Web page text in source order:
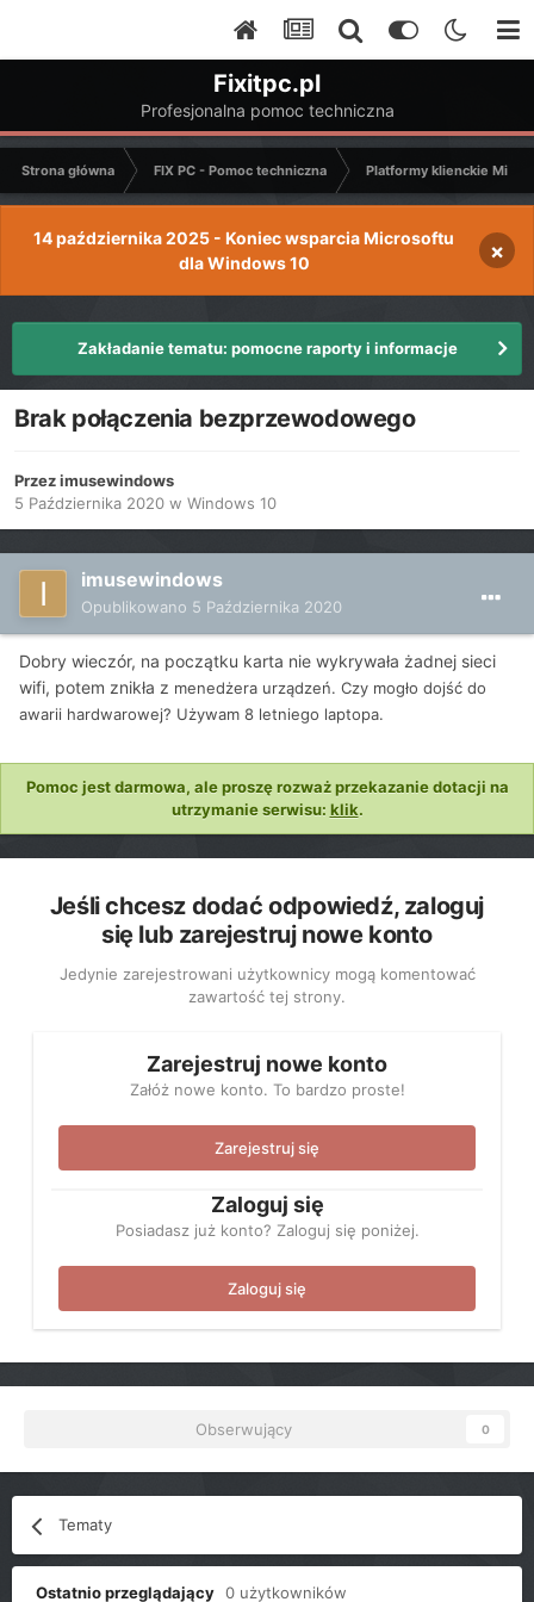
Fixitpc.pl
Profesjonalna pomoc techniczna
Strona główna FIX PC - Pomoc techniczna Platformy klienckie
14 października 2025 - Koniec wsparcia Microsoftu
dla Windows 10
×
Zakładanie tematu: pomocne raporty i informacje
Brak połączenia bezprzewodowego
Przezimusewindows
5 Października 2020 w Windows 10
imusewindows
Opublikowano 5 Października 2020
Dobry wieczór, na początku karta nie wykrywała żadnej sieci
wifi, potem znikła z menedżera urządzeń. Czy mogło dojść do
awarii hardwarowej? Używam 8 letniego laptopa.
Pomoc jest darmowa, ale proszę rozważ przekazanie dotacji na
utrzymanie serwisu: klik.
Jeśli chcesz dodać odpowiedź, zaloguj
się lub zarejestruj nowe konto
Jedynie zarejestrowani użytkownicy mogą komentować
zawartość tej strony.
Zarejestruj nowe konto
Załóż nowe konto. To bardzo proste!
Zarejestruj się
Zaloguj się
Posiadasz już konto? Zaloguj się poniżej.
Zaloguj się
Obserwujący 0
Tematy
Ostatnio przeglądający 0 użytkowników